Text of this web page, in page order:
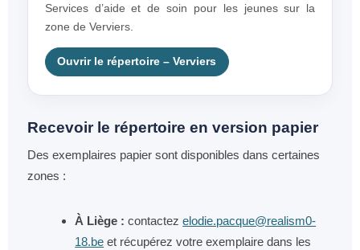
Services d’aide et de soin pour les jeunes sur la
zone de Verviers.
Ouvrir le répertoire – Verviers
Recevoir le répertoire en version papier
Des exemplaires papier sont disponibles dans certaines
zones :
À Liège : contactezelodie.pacque@realism0-
18.be et récupérez votre exemplaire dans les